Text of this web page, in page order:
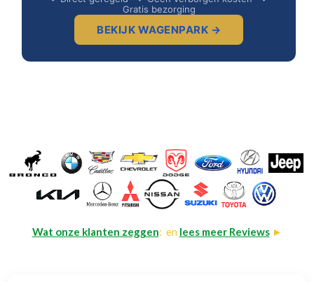
Gratis bezorging
BEKIJK WAGENPARK →
Wat onze klanten zeggen: en lees meer Reviews►